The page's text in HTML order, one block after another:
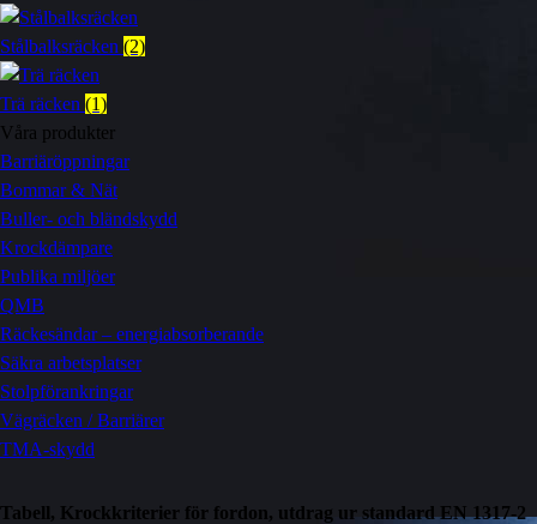
Stålbalksräcken (2)
Trä räcken (1)
Våra produkter
Barriäröppningar
Bommar & Nät
Buller- och bländskydd
Krockdämpare
Publika miljöer
QMB
Räckesändar – energiabsorberande
Säkra arbetsplatser
Stolpförankringar
Vägräcken / Barriärer
TMA-skydd
Tabell, Krockkriterier för fordon, utdrag ur standard EN 1317-2